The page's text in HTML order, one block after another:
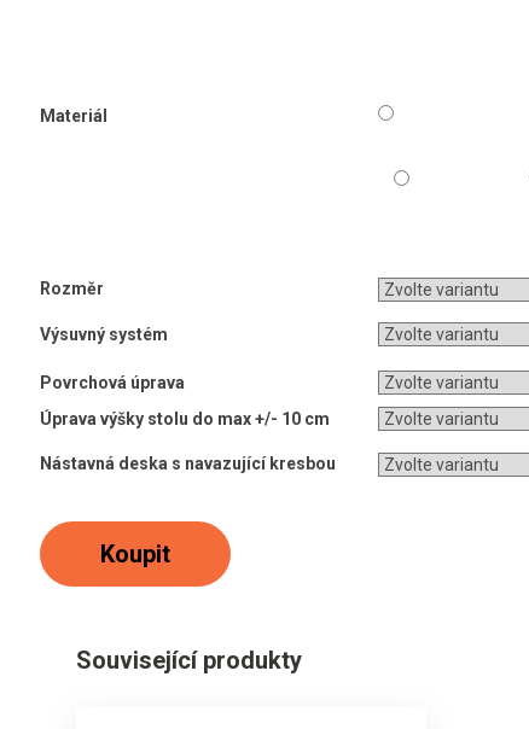
Materiál
Rozměr
Výsuvný systém
Povrchová úprava
Úprava výšky stolu do max +/- 10 cm
Nástavná deska s navazující kresbou
Koupit
Související produkty